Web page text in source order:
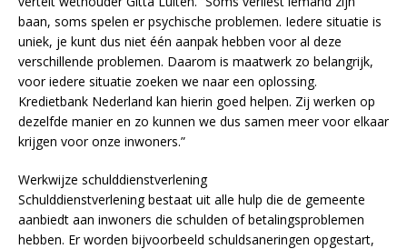
baan, soms spelen er psychische problemen. Iedere situatie is
uniek, je kunt dus niet één aanpak hebben voor al deze
verschillende problemen. Daarom is maatwerk zo belangrijk,
voor iedere situatie zoeken we naar een oplossing.
Kredietbank Nederland kan hierin goed helpen. Zij werken op
dezelfde manier en zo kunnen we dus samen meer voor elkaar
krijgen voor onze inwoners.”
Werkwijze schulddienstverlening
Schulddienstverlening bestaat uit alle hulp die de gemeente
aanbiedt aan inwoners die schulden of betalingsproblemen
hebben. Er worden bijvoorbeeld schuldsaneringen opgestart,